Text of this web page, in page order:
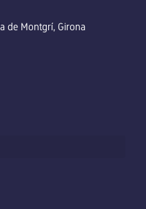
de Montgrí, Girona